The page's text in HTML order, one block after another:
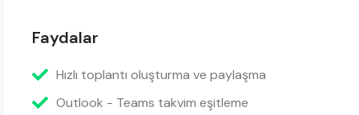
Faydalar
Hızlı toplantı oluşturma ve paylaşma
Outlook - Teams takvim eşitleme